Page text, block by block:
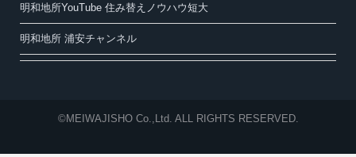
明和地所YouTube 住み替えノウハウ短大
明和地所 浦安チャンネル
©MEIWAJISHO Co.,Ltd. ALL RIGHTS RESERVED.